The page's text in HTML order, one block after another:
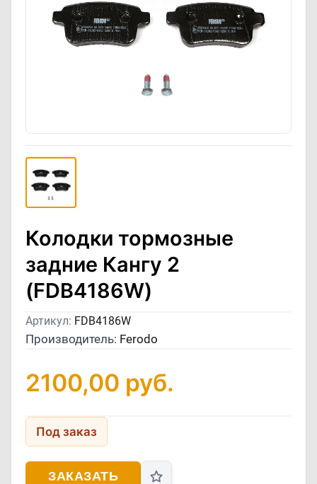
Колодки тормозные
задние Кангу 2
(FDB4186W)
Артикул: FDB4186W
Производитель: Ferodo
2100,00 руб.
Под заказ
ЗАКАЗАТЬ